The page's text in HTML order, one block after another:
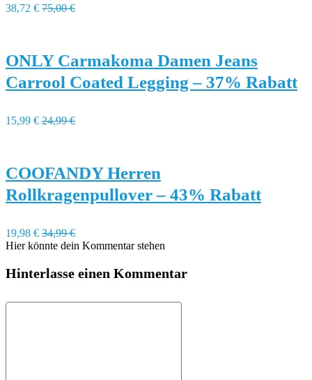
38,72 € 75,00 €
ONLY Carmakoma Damen Jeans
Carrool Coated Legging – 37% Rabatt
15,99 € 24,99 €
COOFANDY Herren
Rollkragenpullover – 43% Rabatt
19,98 € 34,99 €
Hier könnte dein Kommentar stehen
Hinterlasse einen Kommentar